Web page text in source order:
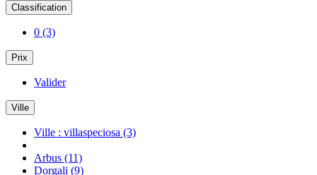
Classification
0 (3)
Prix
Valider
Ville
Ville : villaspeciosa (3)
Arbus (11)
Dorgali (9)